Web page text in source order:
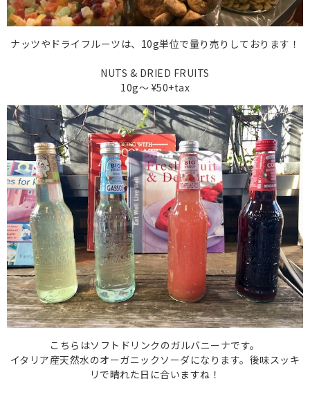
ナッツやドライフルーツは、10g単位で量り売りしております！
NUTS & DRIED FRUITS
10g〜 ¥50+tax
こちらはソフトドリンクのガルバニーナです。
イタリア産天然水のオーガニックソーダになります。後味スッキ
リで晴れた日に合いますね！